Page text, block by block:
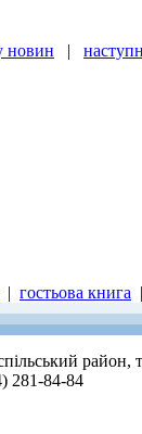
новин |
| гостьова книга |
281-84-84